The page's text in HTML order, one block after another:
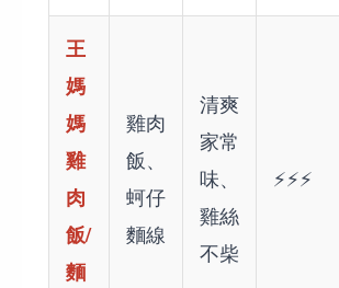
王
媽
媽
雞
肉
飯/
麵
雞肉
飯、
蚵仔
麵線
清爽
家常
味、
雞絲
不柴
⚡⚡⚡